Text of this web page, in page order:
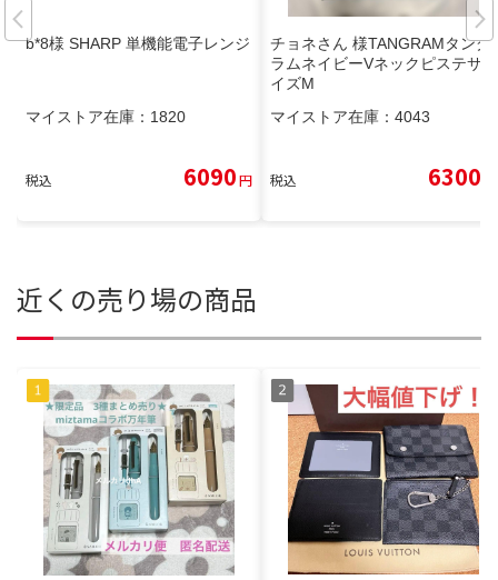
b*8様 SHARP 単機能電子レンジ
マイストア在庫： 1820
税込 6090円
チョネさん 様TANGRAMタング
ラムネイビーVネックピステサ
イズM
マイストア在庫： 4043
税込 6300
近くの売り場の商品